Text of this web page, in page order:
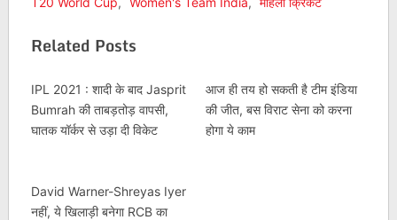
Related Posts
IPL 2021 : शादी के बाद Jasprit
Bumrah की ताबड़तोड़ वापसी,
घातक यॉर्कर से उड़ा दी विकेट
आज ही तय हो सकती है टीम इंडिया
की जीत, बस विराट सेना को करना
होगा ये काम
David Warner-Shreyas Iyer
नहीं, ये खिलाड़ी बनेगा RCB का